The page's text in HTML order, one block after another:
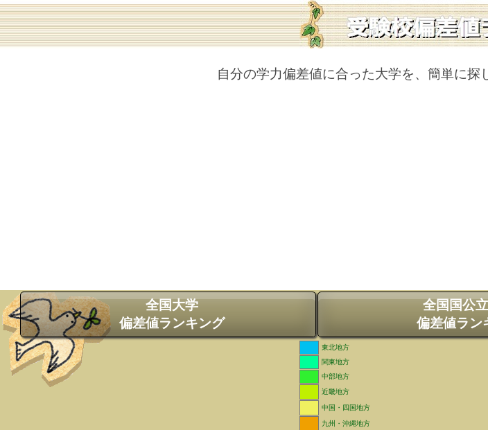
自分の学力偏差値に合った大学を、簡単に探
全国大学
偏差値ランキング
全国国公
偏差値ラン
東北地方
関東地方
中部地方
近畿地方
中国・四国地方
九州・沖縄地方